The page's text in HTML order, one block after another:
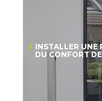
INSTALLER UNE
DU CONFORT